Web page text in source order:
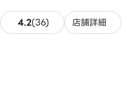
4.2(36) 36件のレビュー
店舗詳細